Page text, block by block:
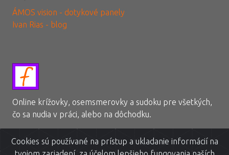
ÁMOS vision - dotykové panely
Ivan Rias - blog
Online krížovky, osemsmerovky a sudoku pre všetkých,
čo sa nudia v práci, alebo na dôchodku.
Cookies sú používané na prístup a ukladanie informácií na